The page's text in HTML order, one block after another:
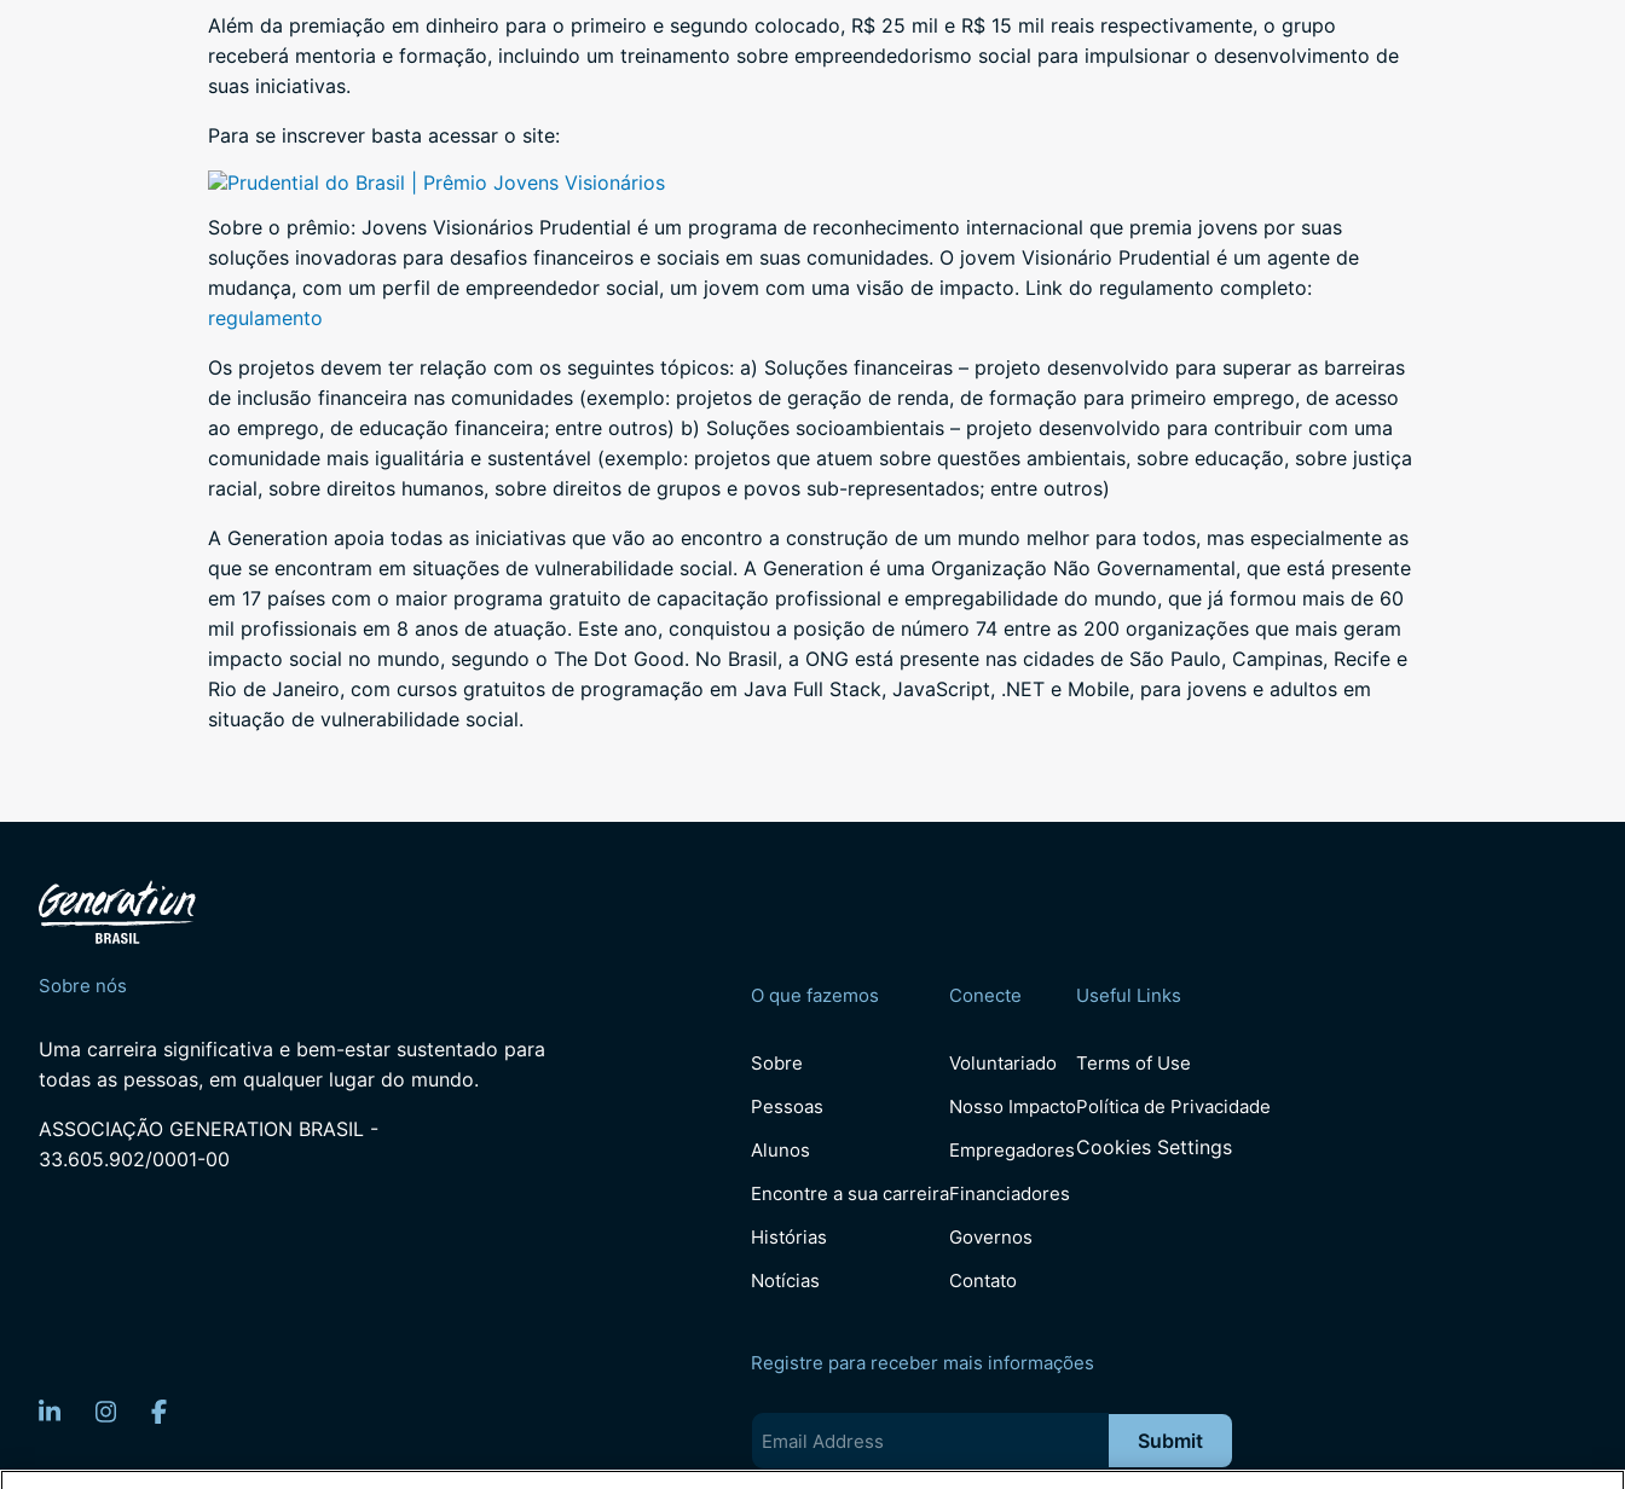
Além da premiação em dinheiro para o primeiro e segundo colocado, R$ 25 mil e R$ 15 mil reais respectivamente, o grupo
receberá mentoria e formação, incluindo um treinamento sobre empreendedorismo social para impulsionar o desenvolvimento de
suas iniciativas.
Para se inscrever basta acessar o site:
Prudential do Brasil | Prêmio Jovens Visionários
Sobre o prêmio: Jovens Visionários Prudential é um programa de reconhecimento internacional que premia jovens por suas
soluções inovadoras para desafios financeiros e sociais em suas comunidades. O jovem Visionário Prudential é um agente de
mudança, com um perfil de empreendedor social, um jovem com uma visão de impacto. Link do regulamento completo:
regulamento
Os projetos devem ter relação com os seguintes tópicos: a) Soluções financeiras – projeto desenvolvido para superar as barreiras
de inclusão financeira nas comunidades (exemplo: projetos de geração de renda, de formação para primeiro emprego, de acesso
ao emprego, de educação financeira; entre outros) b) Soluções socioambientais – projeto desenvolvido para contribuir com uma
comunidade mais igualitária e sustentável (exemplo: projetos que atuem sobre questões ambientais, sobre educação, sobre justiça
racial, sobre direitos humanos, sobre direitos de grupos e povos sub-representados; entre outros)
A Generation apoia todas as iniciativas que vão ao encontro a construção de um mundo melhor para todos, mas especialmente as
que se encontram em situações de vulnerabilidade social. A Generation é uma Organização Não Governamental, que está presente
em 17 países com o maior programa gratuito de capacitação profissional e empregabilidade do mundo, que já formou mais de 60
mil profissionais em 8 anos de atuação. Este ano, conquistou a posição de número 74 entre as 200 organizações que mais geram
impacto social no mundo, segundo o The Dot Good. No Brasil, a ONG está presente nas cidades de São Paulo, Campinas, Recife e
Rio de Janeiro, com cursos gratuitos de programação em Java Full Stack, JavaScript, .NET e Mobile, para jovens e adultos em
situação de vulnerabilidade social.
Sobre nós
Uma carreira significativa e bem-estar sustentado para
todas as pessoas, em qualquer lugar do mundo.
ASSOCIAÇÃO GENERATION BRASIL -
33.605.902/0001-00
O que fazemos
Sobre
Pessoas
Alunos
Encontre a sua carreira
Histórias
Notícias
Conecte
Voluntariado
Nosso Impacto
Empregadores
Financiadores
Governos
Contato
Useful Links
Terms of Use
Política de Privacidade
Cookies Settings
Registre para receber mais informações
Email
(Requerido)